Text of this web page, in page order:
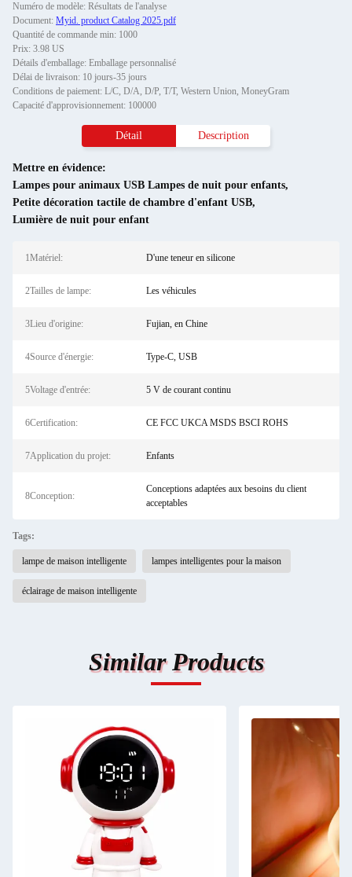
Numéro de modèle: Résultats de l'analyse
Document: Myid. product Catalog 2025.pdf
Quantité de commande min: 1000
Prix: 3.98 US
Détails d'emballage: Emballage personnalisé
Délai de livraison: 10 jours-35 jours
Conditions de paiement: L/C, D/A, D/P, T/T, Western Union, MoneyGram
Capacité d'approvisionnement: 100000
Détail Description
Mettre en évidence:
Lampes pour animaux USB Lampes de nuit pour enfants,
Petite décoration tactile de chambre d'enfant USB,
Lumière de nuit pour enfant
1Matériel: D'une teneur en silicone
2Tailles de lampe: Les véhicules
3Lieu d'origine: Fujian, en Chine
4Source d'énergie: Type-C, USB
5Voltage d'entrée: 5 V de courant continu
6Certification: CE FCC UKCA MSDS BSCI ROHS
7Application du projet: Enfants
8Conception:
Conceptions adaptées aux besoins du client
acceptables
Tags:
lampe de maison intelligente lampes intelligentes pour la maison
éclairage de maison intelligente
Similar Products